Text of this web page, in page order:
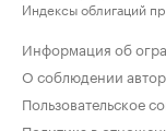
Индексы облигаций
Информация об
О соблюдении
Пользовательское